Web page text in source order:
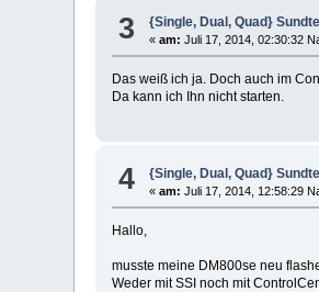
3 {Single, Dual, Quad}
«am: Juli 17, 2014, 02:30:32
Das weiß ich ja. Doch auch im
Da kann ich Ihn nicht starten.
4 {Single, Dual, Quad}
«am: Juli 17, 2014, 12:58:29
Hallo,
musste meine DM800se neu
Weder mit SSI noch mit